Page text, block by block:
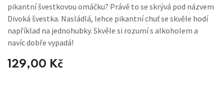
pikantní švestkovou omáčku? Právě to se skrývá pod názvem
Divoká švestka. Nasládlá, lehce pikantní chuť se skvěle hodí
například na jednohubky. Skvěle si rozumí s alkoholem a
navíc dobře vypadá!
129,00 Kč